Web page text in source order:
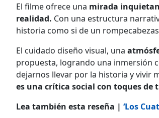
El filme ofrece una mirada
realidad. Con una estructura
historia como si de un
El cuidado diseño visual, una
propuesta, logrando una inmersión
dejarnos llevar por la historia y vivir
es una crítica social con toques de
Lea también esta reseña | ‘Los